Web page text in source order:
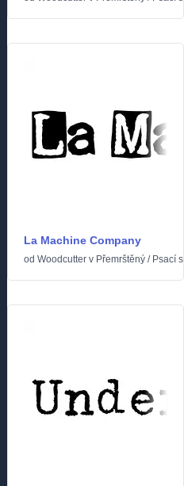
La Machine Company
od Woodcutter v Přemrštěný / Psací